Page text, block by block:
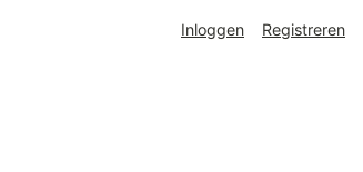
Inloggen Registreren